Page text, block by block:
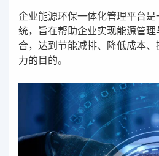
企业能源环保一体化管理平台
统，旨在帮助企业实现能源管
合，达到节能减排、降低成本
力的目的。